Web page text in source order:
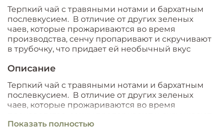
Терпкий чай с травяными нотами и бархатным
послевкусием. В отличие от других зеленых
чаев, которые прожариваются во время
производства, сенчу пропаривают и скручивают
в трубочку, что придает ей необычный вкус
Описание
Терпкий чай с травяными нотами и бархатным
послевкусием. В отличие от других зеленых
чаев, которые прожариваются во время
в трубочку, что придает ей необычный вкус
Показать полностью